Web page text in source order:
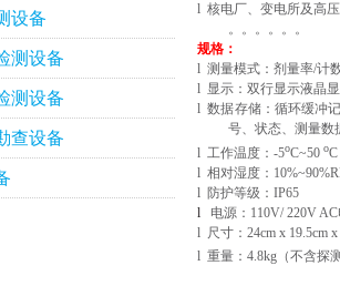
设备
测设备
测设备
查设备
l 核电厂、变电所及高
。。。。。。
规格：
l 测量模式：剂量率/计
l 显示：双行显示液晶
l 数据存储：循环缓冲
号、状态、测量数
l 工作温度： -5oC~50 oC
l 相对湿度：
l 防护等级： IP65
l
电源： 110V/ 220V AC
l 尺寸： 24cm x 19.5cm
l 重量： 4.8kg （不含探